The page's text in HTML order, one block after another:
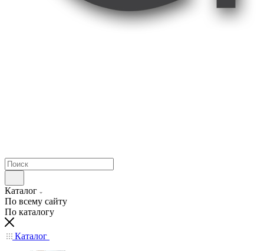
Каталог
По всему сайту
По каталогу
Каталог